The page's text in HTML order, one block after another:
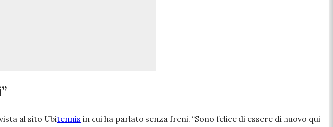
al sito Ubitennis in cui ha parlato senza freni. “Sono felice di essere di nuovo qui